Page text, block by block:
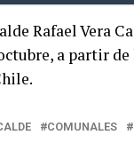
Rafael Vera
a partir de
COMUNALES